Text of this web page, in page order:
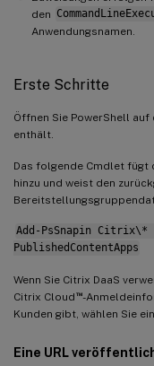
den
Anwendungsnamen.
Erste Schritte
Öffnen Sie PowerShell auf
enthält.
Das folgende Cmdlet fügt
hinzu und weist den
Add-PsSnapin Citrix\*
PublishedContentApps
Wenn Sie Citrix DaaS
Citrix Cloud ™-
Kunden gibt, wählen Sie
Eine URL